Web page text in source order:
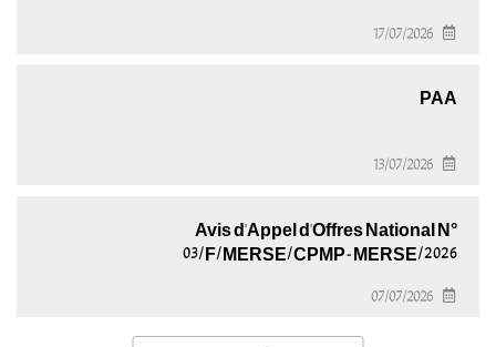
17/07/2026
PAA
13/07/2026
Avis d'Appel d'Offres National N°
03/F/MERSE/CPMP-MERSE/2026
07/07/2026